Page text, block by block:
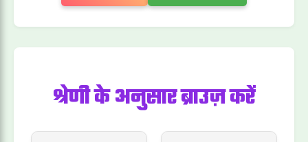
श्रेणी के अनुसार ब्राउज़ करें